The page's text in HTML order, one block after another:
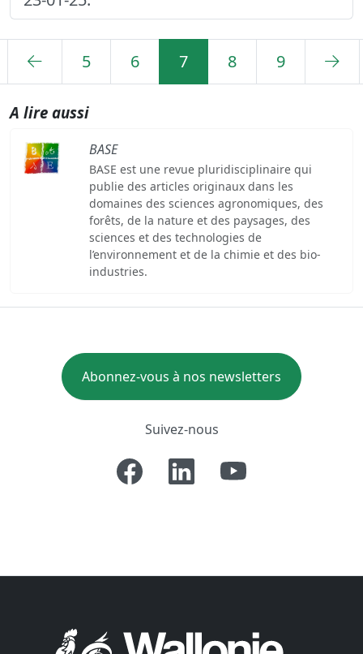
5 6 7 8 9
A lire aussi
BASE
BASE est une revue pluridisciplinaire qui
publie des articles originaux dans les
domaines des sciences agronomiques, des
forêts, de la nature et des paysages, des
sciences et des technologies de
l’environnement et de la chimie et des bio-
industries.
Abonnez-vous à nos newsletters
Suivez-nous